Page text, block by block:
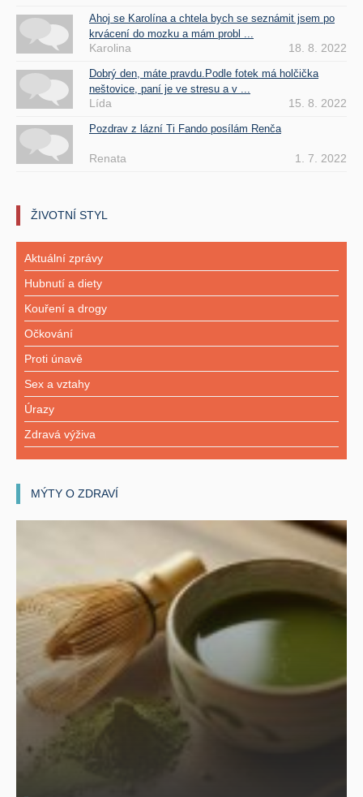
Ahoj se Karolína a chtela bych se seznámit jsem po
krvácení do mozku a mám probl ...
Karolina 18. 8. 2022
Dobrý den, máte pravdu.Podle fotek má holčička
neštovice, paní je ve stresu a v ...
Lída 15. 8. 2022
Pozdrav z lázní Ti Fando posílám Renča
Renata 1. 7. 2022
ŽIVOTNÍ STYL
Aktuální zprávy
Hubnutí a diety
Kouření a drogy
Očkování
Proti únavě
Sex a vztahy
Úrazy
Zdravá výživa
MÝTY O ZDRAVÍ